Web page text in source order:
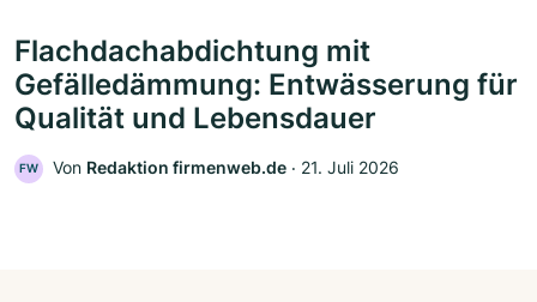
Flachdachabdichtung mit
Gefälledämmung: Entwässerung für
Qualität und Lebensdauer
FW Von Redaktion firmenweb.de ‧ 21. Juli 2026